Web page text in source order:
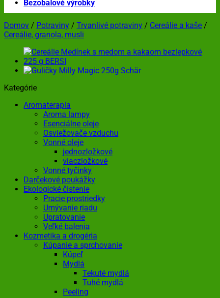
Bezobalové výrobky
Domov / Potraviny / Trvanlivé potraviny / Cereálie a kaše /
Cereálie, granola, musli
Kategórie
Aromaterapia
Aroma lampy
Esenciálne oleje
Osviežovače vzduchu
Vonné oleje
jednozložkové
viaczložkové
Vonné tyčinky
Darčekové poukážky
Ekologické čistenie
Pracie prostriedky
Umývanie riadu
Upratovanie
Veľké balenia
Kozmetika a drogéria
Kúpanie a sprchovanie
Kúpeľ
Mydlá
Tekuté mydlá
Tuhé mydlá
Peeling